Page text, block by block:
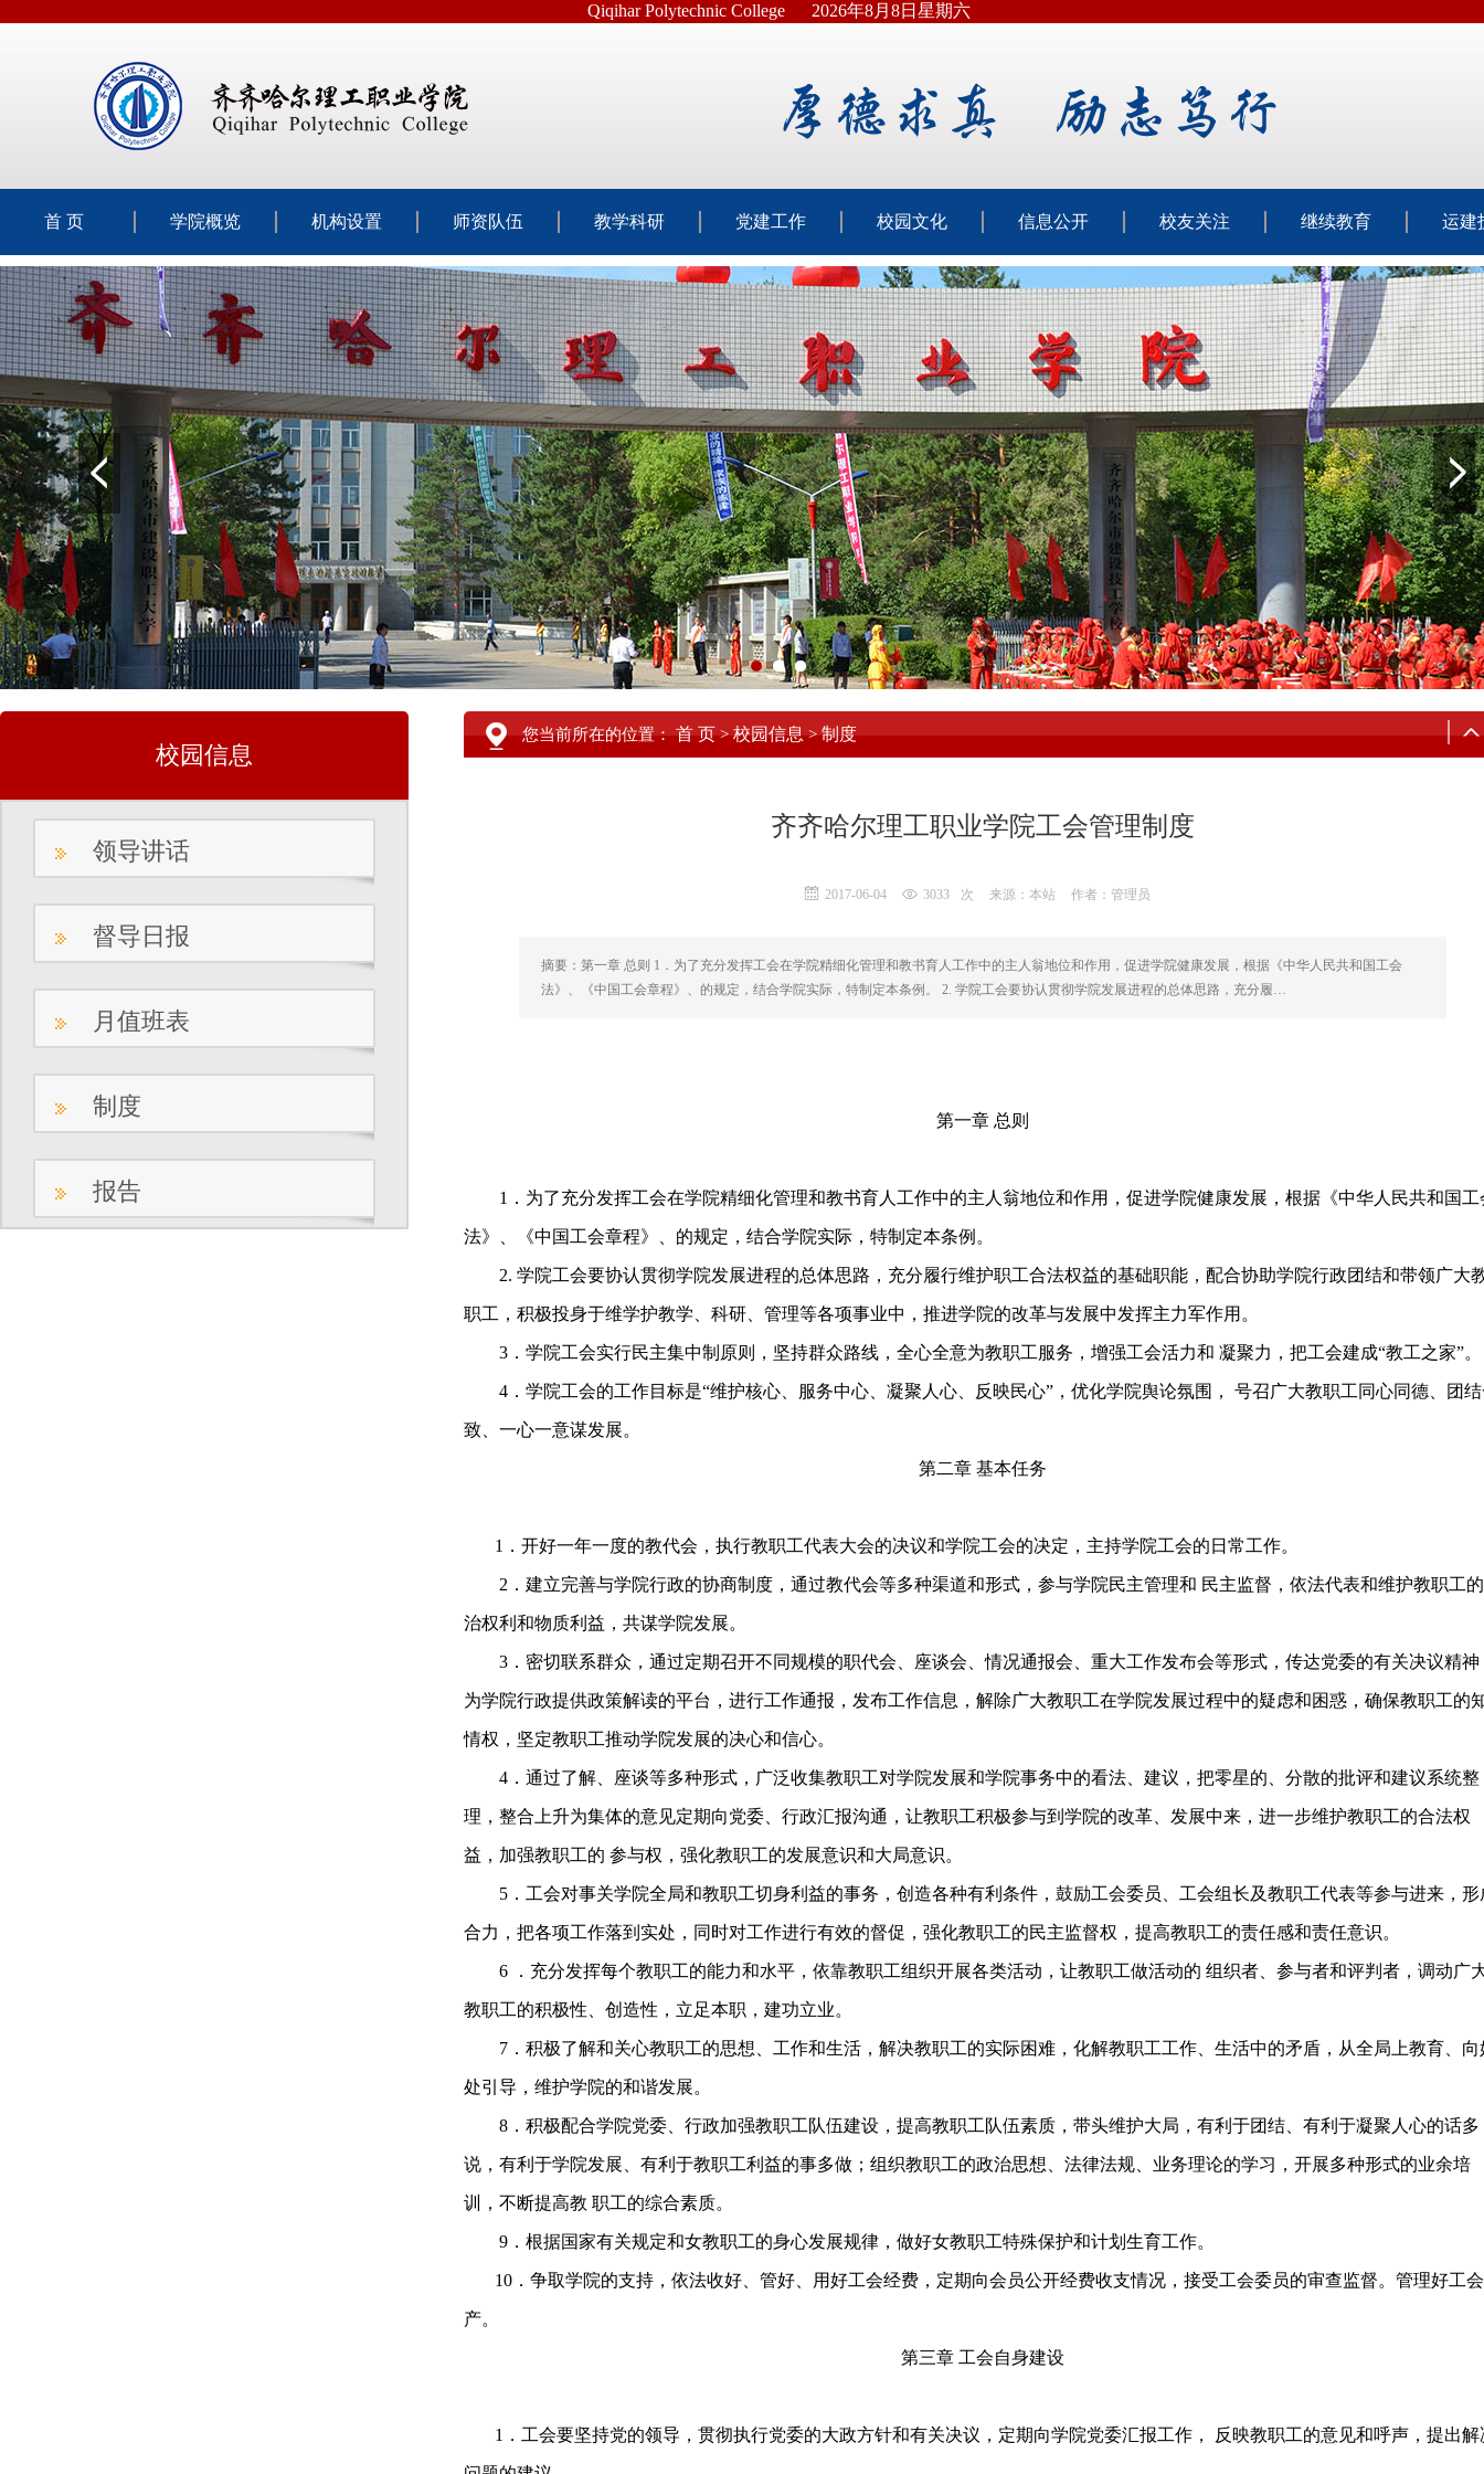
Qiqihar Polytechnic College 2026年8月8日星期六
首 页 学院概览 机构设置 师资队伍 教学科研 党建工作 校园文化 信息公开 校友关注 继续教育 运建
校园信息
领导讲话
督导日报
月值班表
制度
报告
您当前所在的位置：首 页>校园信息>制度
齐齐哈尔理工职业学院工会管理制度
2017-06-04 3033 次 来源：本站 作者：管理员
摘要：第一章 总则 1．为了充分发挥工会在学院精细化管理和教书育人工作中的主人翁地位和作用，促进学院健康发展，根据《中华人民共和国工会
法》、《中国工会章程》、的规定，结合学院实际，特制定本条例。 2. 学院工会要协认贯彻学院发展进程的总体思路，充分履…
第一章 总则
1．为了充分发挥工会在学院精细化管理和教书育人工作中的主人翁地位和作用，促进学院健康发展，根据《中华人民共和国工
法》、《中国工会章程》、的规定，结合学院实际，特制定本条例。
2. 学院工会要协认贯彻学院发展进程的总体思路，充分履行维护职工合法权益的基础职能，配合协助学院行政团结和带领广大
职工，积极投身于维学护教学、科研、管理等各项事业中，推进学院的改革与发展中发挥主力军作用。
3．学院工会实行民主集中制原则，坚持群众路线，全心全意为教职工服务，增强工会活力和 凝聚力，把工会建成“教工之家”
4．学院工会的工作目标是“维护核心、服务中心、凝聚人心、反映民心”，优化学院舆论氛围， 号召广大教职工同心同德、团
致、一心一意谋发展。
第二章 基本任务
1．开好一年一度的教代会，执行教职工代表大会的决议和学院工会的决定，主持学院工会的日常工作。
2．建立完善与学院行政的协商制度，通过教代会等多种渠道和形式，参与学院民主管理和 民主监督，依法代表和维护教职工
治权利和物质利益，共谋学院发展。
3．密切联系群众，通过定期召开不同规模的职代会、座谈会、情况通报会、重大工作发布会等形式，传达党委的有关决议精神
为学院行政提供政策解读的平台，进行工作通报，发布工作信息，解除广大教职工在学院发展过程中的疑虑和困惑，确保教职工的
情权，坚定教职工推动学院发展的决心和信心。
4．通过了解、座谈等多种形式，广泛收集教职工对学院发展和学院事务中的看法、建议，把零星的、分散的批评和建议系统整
理，整合上升为集体的意见定期向党委、行政汇报沟通，让教职工积极参与到学院的改革、发展中来，进一步维护教职工的合法权
益，加强教职工的 参与权，强化教职工的发展意识和大局意识。
5．工会对事关学院全局和教职工切身利益的事务，创造各种有利条件，鼓励工会委员、工会组长及教职工代表等参与进来，形
合力，把各项工作落到实处，同时对工作进行有效的督促，强化教职工的民主监督权，提高教职工的责任感和责任意识。
6 ．充分发挥每个教职工的能力和水平，依靠教职工组织开展各类活动，让教职工做活动的 组织者、参与者和评判者，调动广
教职工的积极性、创造性，立足本职，建功立业。
7．积极了解和关心教职工的思想、工作和生活，解决教职工的实际困难，化解教职工工作、生活中的矛盾，从全局上教育、向
处引导，维护学院的和谐发展。
8．积极配合学院党委、行政加强教职工队伍建设，提高教职工队伍素质，带头维护大局，有利于团结、有利于凝聚人心的话多
说，有利于学院发展、有利于教职工利益的事多做；组织教职工的政治思想、法律法规、业务理论的学习，开展多种形式的业余培
训，不断提高教 职工的综合素质。
9．根据国家有关规定和女教职工的身心发展规律，做好女教职工特殊保护和计划生育工作。
10．争取学院的支持，依法收好、管好、用好工会经费，定期向会员公开经费收支情况，接受工会委员的审查监督。管理好工
产。
第三章 工会自身建设
1．工会要坚持党的领导，贯彻执行党委的大政方针和有关决议，定期向学院党委汇报工作， 反映教职工的意见和呼声，提出解